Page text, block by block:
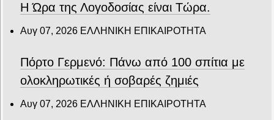
Η Ώρα της Λογοδοσίας είναι Τώρα.
Αυγ 07, 2026 ΕΛΛΗΝΙΚΗ ΕΠΙΚΑΙΡΟΤΗΤΑ
Πόρτο Γερμενό: Πάνω από 100 σπίτια με
ολοκληρωτικές ή σοβαρές ζημιές
Αυγ 07, 2026 ΕΛΛΗΝΙΚΗ ΕΠΙΚΑΙΡΟΤΗΤΑ